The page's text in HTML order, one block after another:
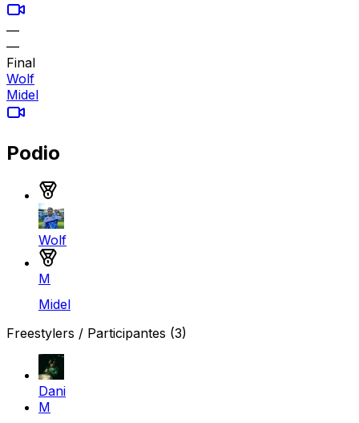
—
—
Final
Wolf
Midel
Podio
Wolf
M
Midel
Freestylers / Participantes (3)
Dani
M